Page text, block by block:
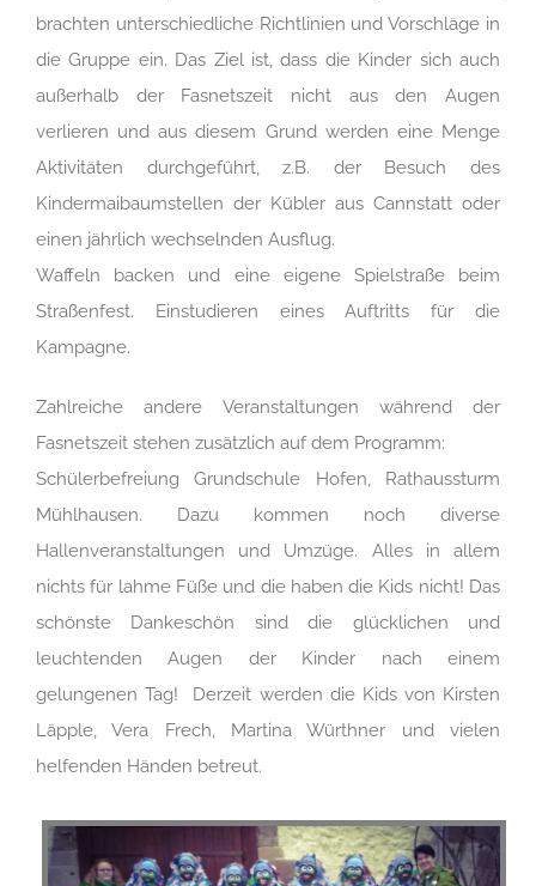
brachten unterschiedliche Richtlinien und Vorschläge in
die Gruppe ein. Das Ziel ist, dass die Kinder sich auch
außerhalb der Fasnetszeit nicht aus den Augen
verlieren und aus diesem Grund werden eine Menge
Aktivitäten durchgeführt, z.B. der Besuch des
Kindermaibaumstellen der Kübler aus Cannstatt oder
einen jährlich wechselnden Ausflug.
Waffeln backen und eine eigene Spielstraße beim
Straßenfest. Einstudieren eines Auftritts für die
Kampagne.
Zahlreiche andere Veranstaltungen während der
Fasnetszeit stehen zusätzlich auf dem Programm:
Schülerbefreiung Grundschule Hofen, Rathaussturm
Mühlhausen. Dazu kommen noch diverse
Hallenveranstaltungen und Umzüge. Alles in allem
nichts für lahme Füße und die haben die Kids nicht! Das
schönste Dankeschön sind die glücklichen und
leuchtenden Augen der Kinder nach einem
gelungenen Tag! Derzeit werden die Kids von Kirsten
Läpple, Vera Frech, Martina Würthner und vielen
helfenden Händen betreut.